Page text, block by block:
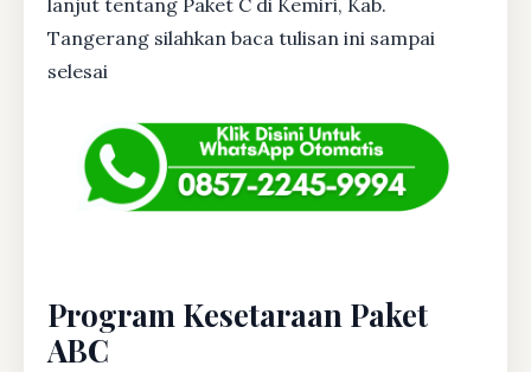
lanjut tentang Paket C di Kemiri, Kab.
Tangerang silahkan baca tulisan ini sampai
selesai
Program Kesetaraan Paket
ABC